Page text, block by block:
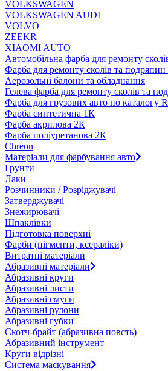
VOLKSWAGEN
VOLKSWAGEN AUDI
VOLVO
ZEEKR
XIAOMI AUTO
Автомобільна фарба для ремонту
Фарба для ремонту сколів та
Аерозольні балони та обладнання
Гелева фарба для ремонту сколів та
Фарба для грузових авто по каталогу
Фарба синтетична 1К
Фарба акрилова 2К
Фарба поліуретанова 2К
Chreon
Матеріали для фарбування авто
Грунти
Лаки
Розчинники / Розріджувачі
Затверджувачі
Знежирювачі
Шпаклівки
Підготовка поверхні
Фарби (пігменти, ксераліки)
Витратні матеріали
Абразивні матеріали
Абразивні круги
Абразивні листи
Абразивні смуги
Абразивні рулони
Абразивні губки
Скотч-брайт (абразивна повсть)
Абразивний інструмент
Круги відрізні
Система маскування